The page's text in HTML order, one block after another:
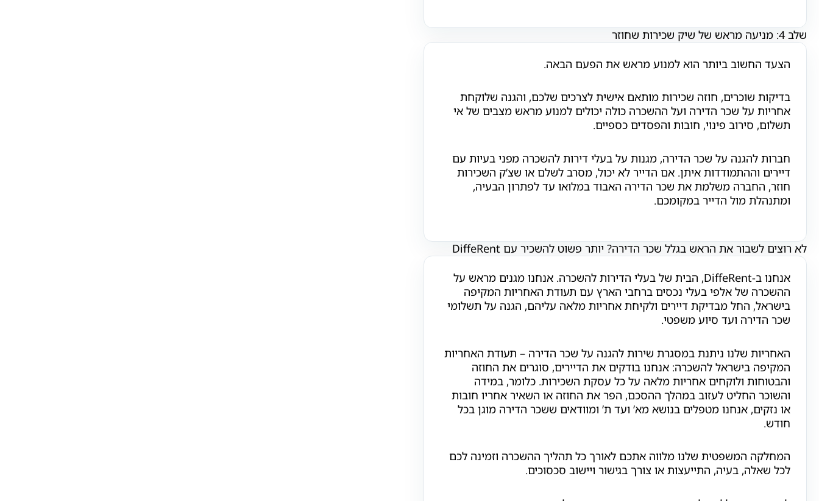
שלב 4: מניעה מראש של שיק שכירות שחוזר
הצעד החשוב ביותר הוא למנוע מראש את הפעם הבאה.
בדיקות שוכרים, חוזה שכירות מותאם אישית לצרכים שלכם, והגנה שלוקחת
אחריות על שכר הדירה ועל ההשכרה כולה יכולים למנוע מראש מצבים של אי
תשלום, סירוב פינוי, חובות והפסדים כספיים.
חברות להגנה על שכר הדירה, מגנות על בעלי דירות להשכרה מפני בעיות עם
דיירים וההתמודדות איתן. אם הדייר לא יכול, מסרב לשלם או שצ’ק השכירות
חוזר, החברה משלמת את שכר הדירה האבוד במלואו עד לפתרון הבעיה,
ומתנהלת מול הדייר במקומכם.
לא רוצים לשבור את הראש בגלל שכר הדירה? יותר פשוט להשכיר עם DiffeRent
אנחנו ב-DiffeRent, הבית של בעלי הדירות להשכרה. אנחנו מגנים מראש על
ההשכרה של אלפי בעלי נכסים ברחבי הארץ עם תעודת האחריות המקיפה
בישראל, החל מבדיקת דיירים ולקיחת אחריות מלאה עליהם, הגנה על תשלומי
שכר הדירה ועד סיוע משפטי.
האחריות שלנו ניתנת במסגרת שירות להגנה על שכר הדירה – תעודת האחריות
המקיפה בישראל להשכרה: אנחנו בודקים את הדיירים, סוגרים את החוזה
והבטוחות ולוקחים אחריות מלאה על כל עסקת השכירות. כלומר, במידה
והשוכר החליט לעזוב במהלך ההסכם, הפר את החוזה או השאיר אחריו חובות
או נזקים, אנחנו מטפלים בנושא מא’ ועד ת’ ומוודאים ששכר הדירה מוגן בכל
חודש.
המחלקה המשפטית שלנו מלווה אתכם לאורך כל תהליך ההשכרה וזמינה לכם
לכל שאלה, בעיה, התייעצות או צורך בגישור ויישוב סכסוכים.